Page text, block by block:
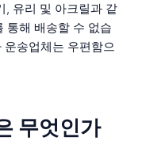
, 유리 및 아크릴과 같
통해 배송할 수 없습
운송업체는 우편함으
무엇인가